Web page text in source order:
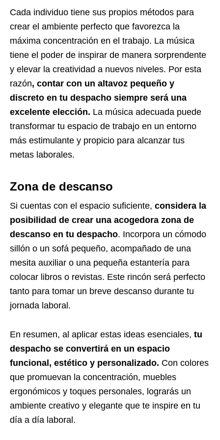
Cada individuo tiene sus propios métodos para
crear el ambiente perfecto que favorezca la
máxima concentración en el trabajo. La música
tiene el poder de inspirar de manera sorprendente
y elevar la creatividad a nuevos niveles. Por esta
razón, contar con un altavoz pequeño y
discreto en tu despacho siempre será una
excelente elección. La música adecuada puede
transformar tu espacio de trabajo en un entorno
más estimulante y propicio para alcanzar tus
metas laborales.
Zona de descanso
Si cuentas con el espacio suficiente, considera la
posibilidad de crear una acogedora zona de
descanso en tu despacho. Incorpora un cómodo
sillón o un sofá pequeño, acompañado de una
mesita auxiliar o una pequeña estantería para
colocar libros o revistas. Este rincón será perfecto
tanto para tomar un breve descanso durante tu
jornada laboral.
En resumen, al aplicar estas ideas esenciales, tu
despacho se convertirá en un espacio
funcional, estético y personalizado. Con colores
que promuevan la concentración, muebles
ergonómicos y toques personales, lograrás un
ambiente creativo y elegante que te inspire en tu
día a día laboral.